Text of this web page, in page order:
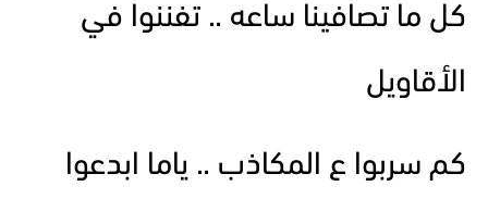
كل ما تصافينا ساعه .. تفننوا في
الأقاويل
كم سربوا ع المكاذب .. ياما ابدعوا